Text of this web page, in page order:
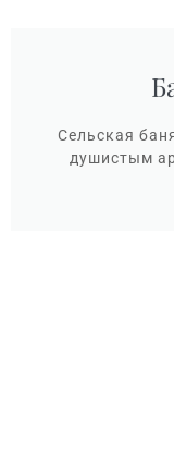
Сельская
душистым